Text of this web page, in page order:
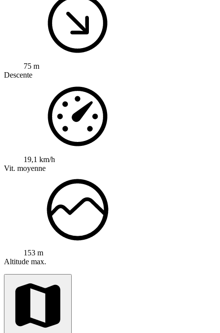
75 m
Descente
19,1 km/h
Vit. moyenne
153 m
Altitude max.